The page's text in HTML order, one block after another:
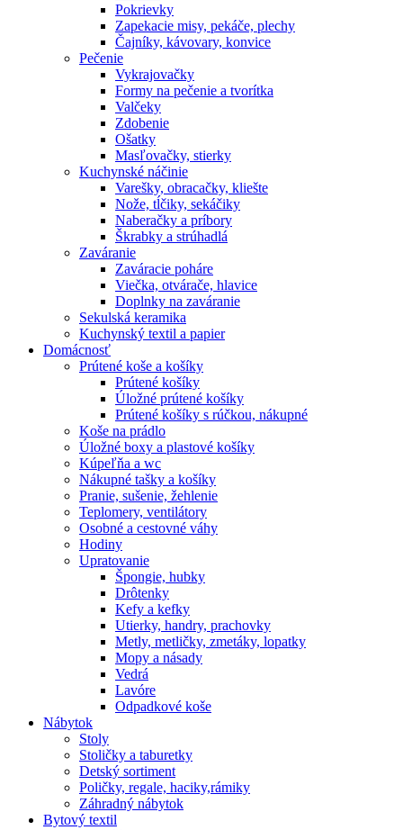
Pokrievky
Zapekacie misy, pekáče, plechy
Čajníky, kávovary, konvice
Pečenie
Vykrajovačky
Formy na pečenie a tvorítka
Valčeky
Zdobenie
Ošatky
Masľovačky, stierky
Kuchynské náčinie
Varešky, obracačky, kliešte
Nože, tĺčiky, sekáčiky
Naberačky a príbory
Škrabky a strúhadlá
Zaváranie
Zaváracie poháre
Viečka, otvárače, hlavice
Doplnky na zaváranie
Sekulská keramika
Kuchynský textil a papier
Domácnosť
Prútené koše a košíky
Prútené košíky
Úložné prútené košíky
Prútené košíky s rúčkou, nákupné
Koše na prádlo
Úložné boxy a plastové košíky
Kúpeľňa a wc
Nákupné tašky a košíky
Pranie, sušenie, žehlenie
Teplomery, ventilátory
Osobné a cestovné váhy
Hodiny
Upratovanie
Špongie, hubky
Drôtenky
Kefy a kefky
Utierky, handry, prachovky
Metly, metličky, zmetáky, lopatky
Mopy a násady
Vedrá
Lavóre
Odpadkové koše
Nábytok
Stoly
Stoličky a taburetky
Detský sortiment
Poličky, regale, haciky,rámiky
Záhradný nábytok
Bytový textil